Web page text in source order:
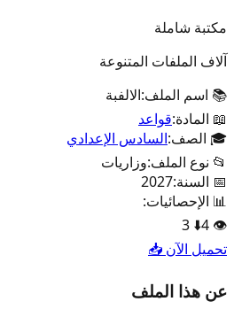
مكتبة شاملة
آلاف الملفات المتنوعة
📚 اسم الملف:الالفبة
📖 المادة:قواعد
🎓 الصف:السادس الإعدادي
📂 نوع الملف:وزاريات
📅 السنة:2027
📊 الإحصائيات:
👁️
4
⬇️
3
تحميل الآن 📥
عن هذا الملف